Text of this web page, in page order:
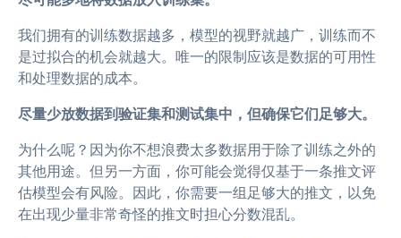
我们拥有的训练数据越多，模型的视野就越广，训练而不
是过拟合的机会就越大。唯一的限制应该是数据的可用性
和处理数据的成本。
尽量少放数据到验证集和测试集中，但确保它们足够大。
为什么呢？因为你不想浪费太多数据用于除了训练之外的
其他用途。但另一方面，你可能会觉得仅基于一条推文评
估模型会有风险。因此，你需要一组足够大的推文，以免
在出现少量非常奇怪的推文时担心分数混乱。